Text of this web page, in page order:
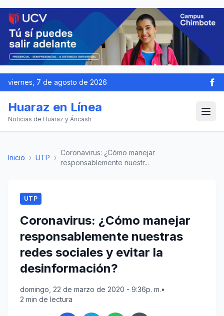
viernes, 7 de agosto de 2026
Huaraz en Línea
Noticias de Huaraz y Áncash
Inicio › UTP ›
Coronavirus: ¿Cómo manejar
responsablemente nuestr...
UTP
Coronavirus: ¿Cómo manejar
responsablemente nuestras
redes sociales y evitar la
desinformación?
domingo, 22 de marzo de 2020 - 9:36p. m.•
2 min de lectura